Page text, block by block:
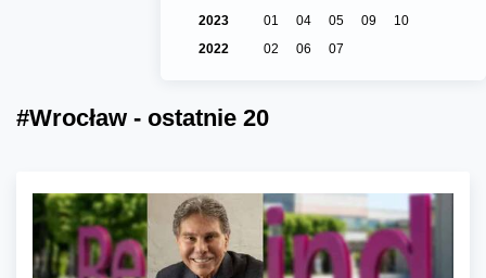
2023
01 04 05 09
10
2022
02 06 07
#Wrocław - ostatnie 20